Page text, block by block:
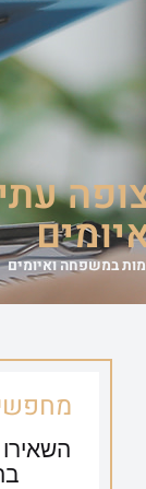
במשפחה ואיומים